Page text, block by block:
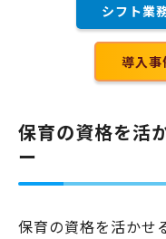
シフト業
導入事
保育の資格を活
ー
保育の資格を活かせ